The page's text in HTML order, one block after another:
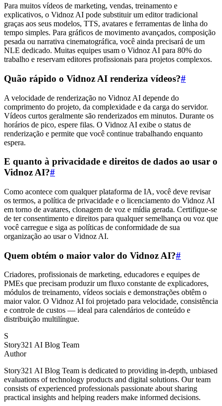
Para muitos vídeos de marketing, vendas, treinamento e
explicativos, o Vidnoz AI pode substituir um editor tradicional
graças aos seus modelos, TTS, avatares e ferramentas de linha do
tempo simples. Para gráficos de movimento avançados, composição
pesada ou narrativa cinematográfica, você ainda precisará de um
NLE dedicado. Muitas equipes usam o Vidnoz AI para 80% do
trabalho e reservam editores profissionais para projetos complexos.
Quão rápido o Vidnoz AI renderiza vídeos?#
A velocidade de renderização no Vidnoz AI depende do
comprimento do projeto, da complexidade e da carga do servidor.
Vídeos curtos geralmente são renderizados em minutos. Durante os
horários de pico, espere filas. O Vidnoz AI exibe o status de
renderização e permite que você continue trabalhando enquanto
espera.
E quanto à privacidade e direitos de dados ao usar o
Vidnoz AI?#
Como acontece com qualquer plataforma de IA, você deve revisar
os termos, a política de privacidade e o licenciamento do Vidnoz AI
em torno de avatares, clonagem de voz e mídia gerada. Certifique-se
de ter consentimento e direitos para qualquer semelhança ou voz que
você carregue e siga as políticas de conformidade de sua
organização ao usar o Vidnoz AI.
Quem obtém o maior valor do Vidnoz AI?#
Criadores, profissionais de marketing, educadores e equipes de
PMEs que precisam produzir um fluxo constante de explicadores,
módulos de treinamento, vídeos sociais e demonstrações obtêm o
maior valor. O Vidnoz AI foi projetado para velocidade, consistência
e controle de custos — ideal para calendários de conteúdo e
distribuição multilíngue.
S
Story321 AI Blog Team
Author
Story321 AI Blog Team is dedicated to providing in-depth, unbiased
evaluations of technology products and digital solutions. Our team
consists of experienced professionals passionate about sharing
practical insights and helping readers make informed decisions.